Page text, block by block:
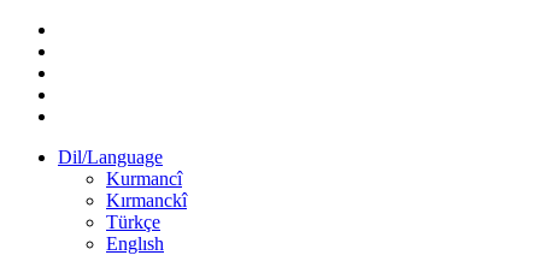
Dil/Language
Kurmancî
Kırmanckî
Türkçe
Englısh